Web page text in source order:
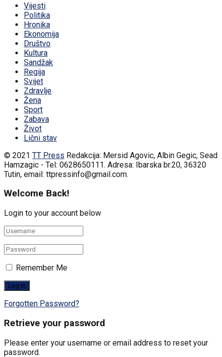
Vijesti
Politika
Hronika
Ekonomija
Društvo
Kultura
Sandžak
Regija
Svijet
Zdravlje
Žena
Sport
Zabava
Život
Lični stav
© 2021 TT Press Redakcija: Mersid Agovic, Albin Gegic, Sead
Hamzagic - Tel: 0628650111. Adresa: Ibarska br.20, 36320
Tutin, email: ttpressinfo@gmail.com.
Welcome Back!
Login to your account below
Remember Me
Forgotten Password?
Retrieve your password
Please enter your username or email address to reset your
password.